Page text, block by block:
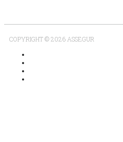
COPYRIGHT © 2026 ASSEGUR